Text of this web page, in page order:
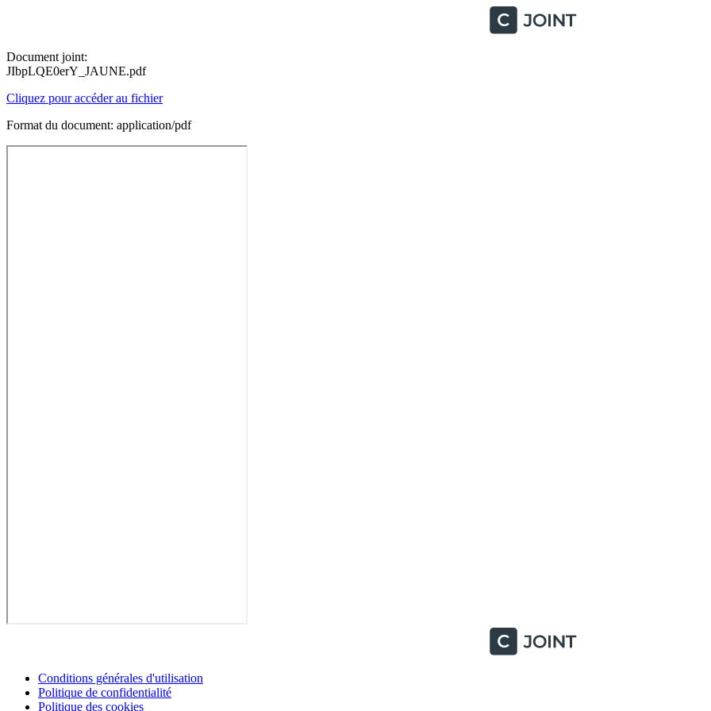
Document joint:
JIbpLQE0erY_JAUNE.pdf
Cliquez pour accéder au fichier
Format du document: application/pdf
Conditions générales d'utilisation
Politique de confidentialité
Politique des cookies